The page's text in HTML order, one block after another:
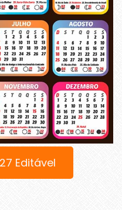
Editável